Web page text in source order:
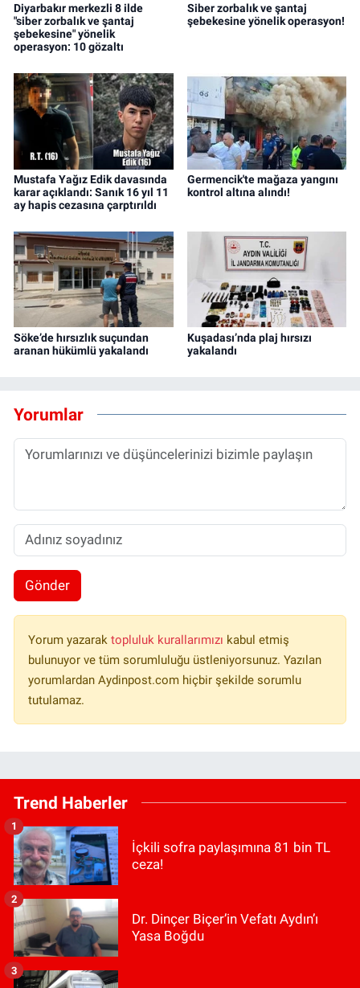
Diyarbakır merkezli 8 ilde
"siber zorbalık ve şantaj
şebekesine" yönelik
operasyon: 10 gözaltı
Siber zorbalık ve şantaj
şebekesine yönelik operasyon!
Mustafa Yağız Edik davasında
karar açıklandı: Sanık 16 yıl 11
ay hapis cezasına çarptırıldı
Germencik'te mağaza yangını
kontrol altına alındı!
Söke’de hırsızlık suçundan
aranan hükümlü yakalandı
Kuşadası’nda plaj hırsızı
yakalandı
Yorumlar
Gönder
Yorum yazarak topluluk kurallarımızı kabul etmiş
bulunuyor ve tüm sorumluluğu üstleniyorsunuz. Yazılan
yorumlardan Aydinpost.com hiçbir şekilde sorumlu
tutulamaz.
Trend Haberler
İçkili sofra paylaşımına 81 bin TL
ceza!
1
Dr. Dinçer Biçer’in Vefatı Aydın’ı
Yasa Boğdu
2
3